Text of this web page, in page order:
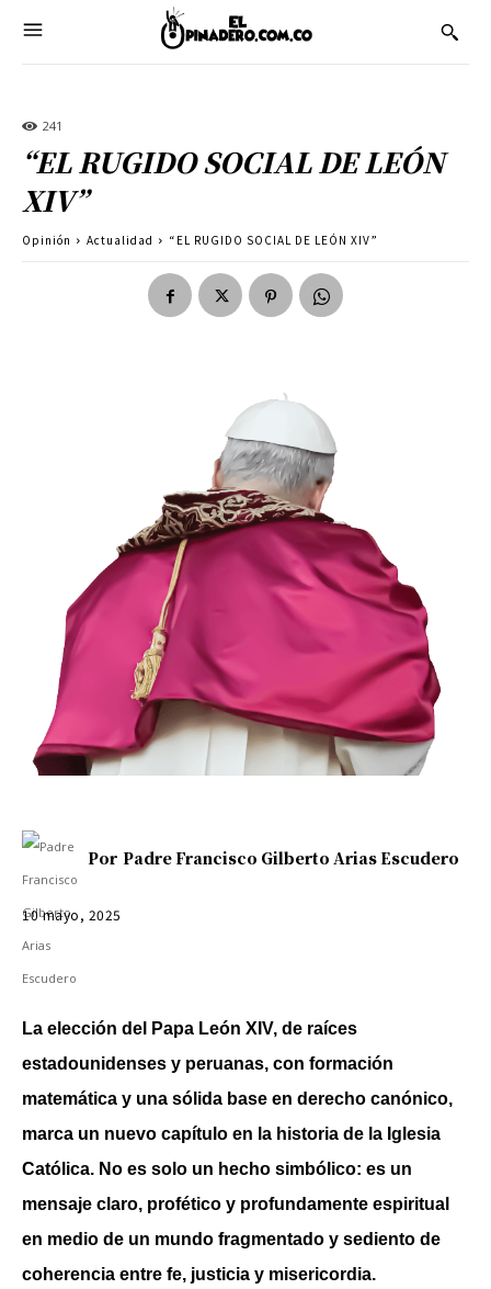
241
“EL RUGIDO SOCIAL DE LEÓN
XIV”
Opinión Actualidad “EL RUGIDO SOCIAL DE LEÓN XIV”
Por Padre Francisco Gilberto Arias Escudero
10 mayo, 2025
La elección del Papa León XIV, de raíces
estadounidenses y peruanas, con formación
matemática y una sólida base en derecho canónico,
marca un nuevo capítulo en la historia de la Iglesia
Católica. No es solo un hecho simbólico: es un
mensaje claro, profético y profundamente espiritual
en medio de un mundo fragmentado y sediento de
coherencia entre fe, justicia y misericordia.